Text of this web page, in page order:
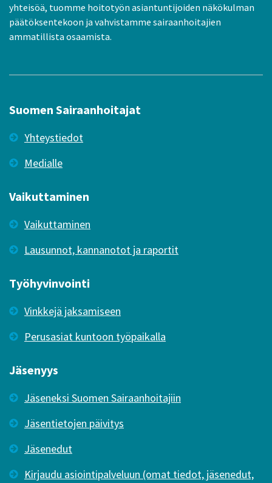
yhteisöä, tuomme hoitotyön asiantuntijoiden näkökulman
päätöksentekoon ja vahvistamme sairaanhoitajien
ammatillista osaamista.
Suomen Sairaanhoitajat
Yhteystiedot
Medialle
Vaikuttaminen
Vaikuttaminen
Lausunnot, kannanotot ja raportit
Työhyvinvointi
Vinkkejä jaksamiseen
Perusasiat kuntoon työpaikalla
Jäsenyys
Jäseneksi Suomen Sairaanhoitajiin
Jäsentietojen päivitys
Jäsenedut
Kirjaudu asiointipalveluun (omat tiedot, jäsenedut,